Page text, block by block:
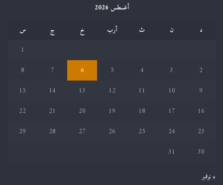
أغسطس 2026
د
ن ث أرب خ ج
س
1
2
3
4
5
6
7
8
9
10
11
12
13
14
15
16
17
18
19
20
21
22
23
24
25
26
27
28
29
30
31
« نوفمبر